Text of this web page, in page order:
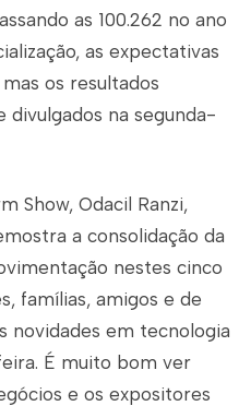
as 100.262 no ano
as expectativas
os resultados
divulgados na segunda-
Show, Odacil Ranzi,
a consolidação da
nestes cinco
famílias, amigos e de
novidades em tecnologia
É muito bom ver
e os expositores